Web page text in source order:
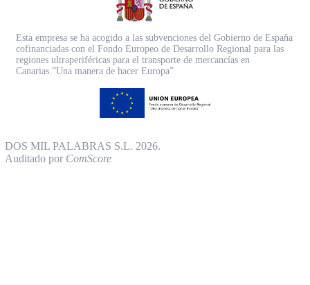
Esta empresa se ha acogido a las subvenciones del Gobierno de España
cofinanciadas con el Fondo Europeo de Desarrollo Regional para las
regiones ultraperiféricas para el transporte de mercancías en
Canarias.”Una manera de hacer Europa”
DOS MIL PALABRAS S.L. 2026.
Auditado por ComScore